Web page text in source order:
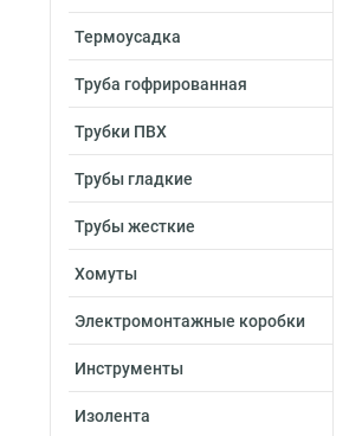
Термоусадка
Труба гофрированная
Трубки ПВХ
Трубы гладкие
Трубы жесткие
Хомуты
Электромонтажные коробки
Инструменты
Изолента